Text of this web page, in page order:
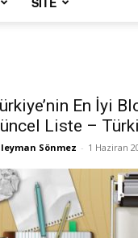
En İyi
Liste –
Sönmez - 1 Haziran